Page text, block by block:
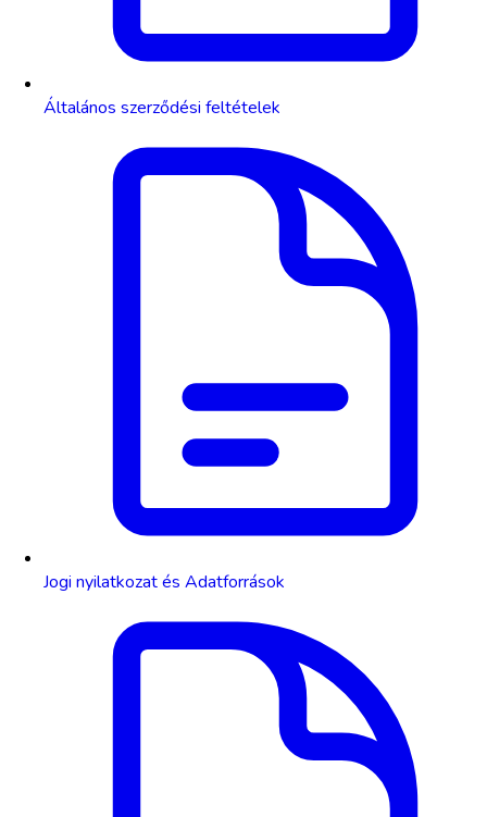
Általános szerződési feltételek
Jogi nyilatkozat és Adatforrások